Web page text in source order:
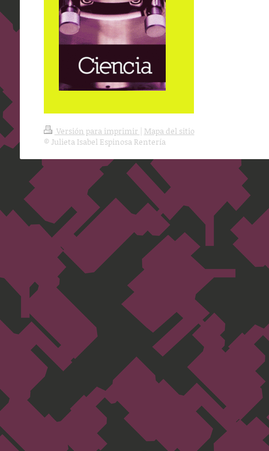
Versión para imprimir
Mapa del sitio
© Julieta Isabel Espinosa Rentería